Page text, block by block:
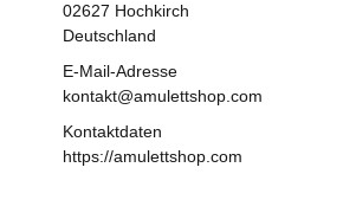
02627 Hochkirch
Deutschland
E-Mail-Adresse
kontakt@amulettshop.com
Kontaktdaten
https://amulettshop.com